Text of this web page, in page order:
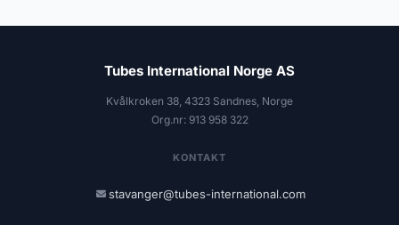
Tubes International Norge AS
Kvålkroken 38, 4323 Sandnes, Norge
Org.nr: 913 958 322
KONTAKT
stavanger@tubes-international.com